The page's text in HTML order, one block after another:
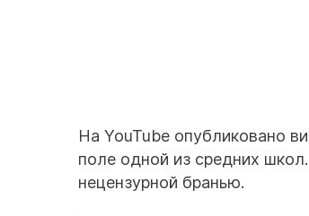
На YouTube опубликовано
поле одной из средних
нецензурной бранью.